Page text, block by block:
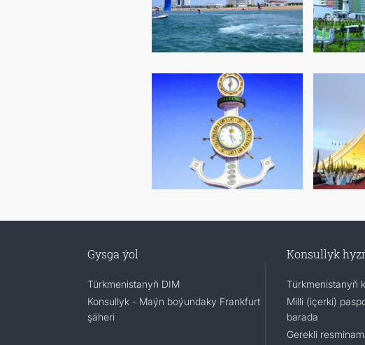
Gysga ýol
Türkmenistanyň DIM
Konsullyk - Maýn boýundaky Frankfurt
şäheri
Konsullyk
Türkmenistanyň
Milli (içerki)
barada
Gerekli